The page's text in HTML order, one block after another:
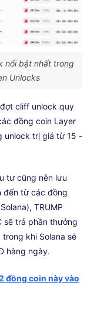
nổi bật nhất trong
Unlocks
cliff unlock quy
đồng coin Layer
unlock trị giá từ 15 -
tư cũng nên lưu
đến từ các đồng
TRUMP
sẽ trả phần thưởng
khi Solana sẽ
hàng ngày.
đồng coin này vào